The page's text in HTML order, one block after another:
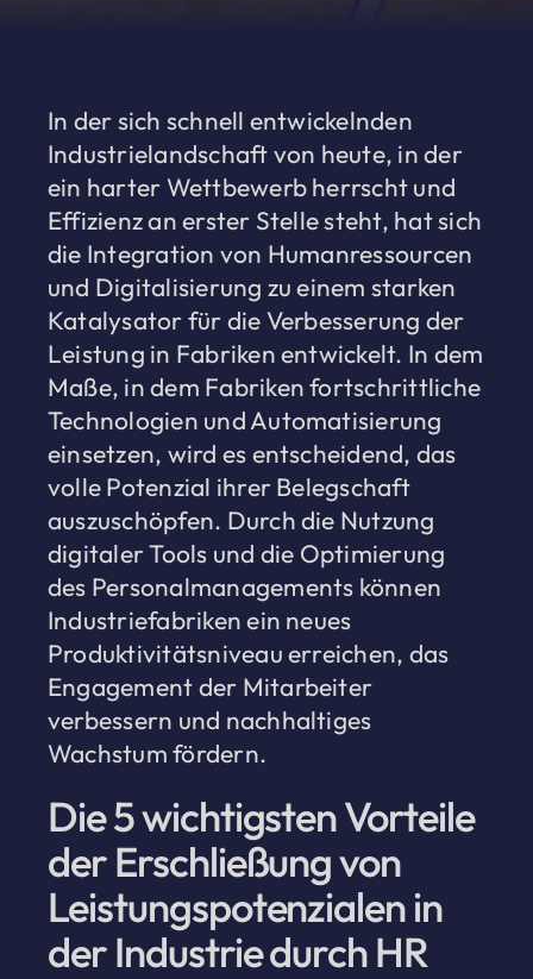
In der sich schnell entwickelnden
Industrielandschaft von heute, in der
ein harter Wettbewerb herrscht und
Effizienz an erster Stelle steht, hat sich
die Integration von Humanressourcen
und Digitalisierung zu einem starken
Katalysator für die Verbesserung der
Leistung in Fabriken entwickelt. In dem
Maße, in dem Fabriken fortschrittliche
Technologien und Automatisierung
einsetzen, wird es entscheidend, das
volle Potenzial ihrer Belegschaft
auszuschöpfen. Durch die Nutzung
digitaler Tools und die Optimierung
des Personalmanagements können
Industriefabriken ein neues
Produktivitätsniveau erreichen, das
Engagement der Mitarbeiter
verbessern und nachhaltiges
Wachstum fördern.
Die 5 wichtigsten Vorteile
der Erschließung von
Leistungspotenzialen in
der Industrie durch HR